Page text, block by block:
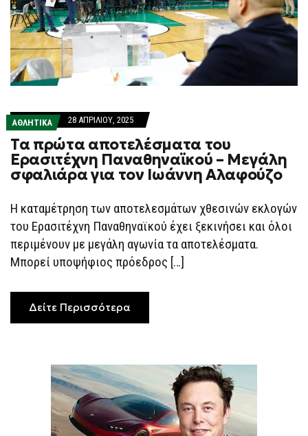
ΑΘΛΗΤΙΚΑ 28 ΑΠΡΙΛΊΟΥ, 2025
Τα πρώτα αποτελέσματα του
Ερασιτέχνη Παναθηναϊκού – Μεγάλη
σφαλιάρα για τον Ιωάννη Αλαφούζο
Η καταμέτρηση των αποτελεσμάτων χθεσινών εκλογών
του Ερασιτέχνη Παναθηναϊκού έχει ξεκινήσει και όλοι
περιμένουν με μεγάλη αγωνία τα αποτελέσματα.
Μπορεί υποψήφιος πρόεδρος […]
Δείτε Περισσότερα